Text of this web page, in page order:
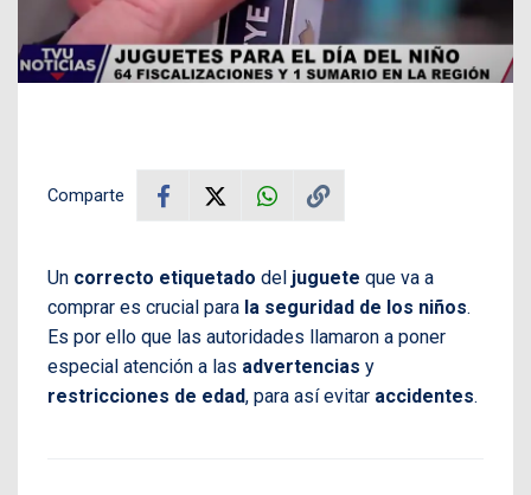
Comparte
Un correcto etiquetado del juguete que va a
comprar es crucial para la seguridad de los niños.
Es por ello que las autoridades llamaron a poner
especial atención a las advertencias y
restricciones de edad, para así evitar accidentes.